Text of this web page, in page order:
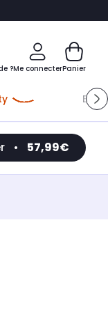
?Me connecterPanier
• 57,99€